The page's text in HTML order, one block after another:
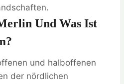
Und Was Ist
und halboffenen
der nördlichen